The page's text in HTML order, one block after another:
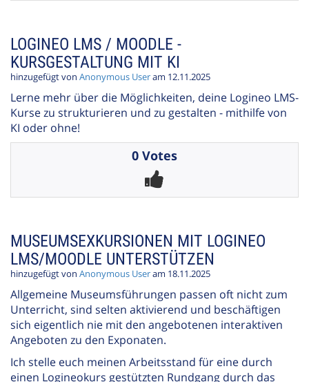
LOGINEO LMS / MOODLE -
KURSGESTALTUNG MIT KI
hinzugefügt von Anonymous Useram 12.11.2025
Lerne mehr über die Möglichkeiten, deine Logineo LMS-
Kurse zu strukturieren und zu gestalten - mithilfe von
KI oder ohne!
0 Votes
MUSEUMSEXKURSIONEN MIT LOGINEO
LMS/MOODLE UNTERSTÜTZEN
hinzugefügt von Anonymous Useram 18.11.2025
Allgemeine Museumsführungen passen oft nicht zum
Unterricht, sind selten aktivierend und beschäftigen
sich eigentlich nie mit den angebotenen interaktiven
Angeboten zu den Exponaten.
Ich stelle euch meinen Arbeitsstand für eine durch
einen Logineokurs gestützten Rundgang durch das